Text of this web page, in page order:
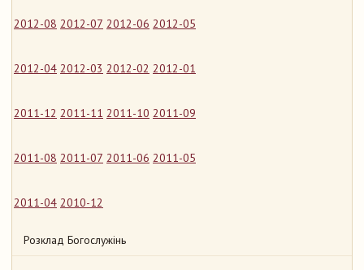
2012-08 2012-07 2012-06 2012-05
2012-04 2012-03 2012-02 2012-01
2011-12 2011-11 2011-10 2011-09
2011-08 2011-07 2011-06 2011-05
2011-04 2010-12
Розклад Богослужінь